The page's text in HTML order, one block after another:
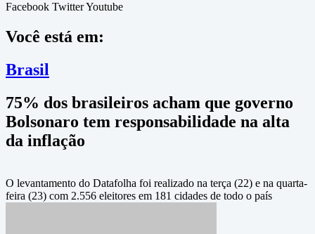
Facebook TwitterYoutube
Você está em:
Brasil
75% dos brasileiros acham que governo
Bolsonaro tem responsabilidade na alta
da inflação
O levantamento do Datafolha foi realizado na terça (22) e na quarta-
feira (23) com 2.556 eleitores em 181 cidades de todo o país